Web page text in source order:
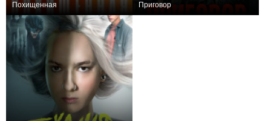
Похищенная Приговор